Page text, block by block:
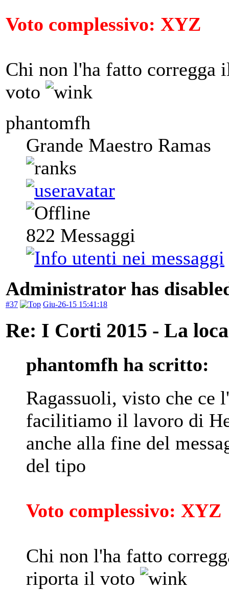
Voto complessivo: XYZ
Chi non l'ha fatto corregga
voto
phantomfh
Grande Maestro Ramas
822 Messaggi
Administrator has
#37 Giu-26-15 15:41:18
Re: I Corti 2015 - La
phantomfh ha scritto:
Ragassuoli, visto che ce
facilitiamo il lavoro di
anche alla fine del
del tipo
Voto complessivo: XYZ
Chi non l'ha fatto
riporta il voto